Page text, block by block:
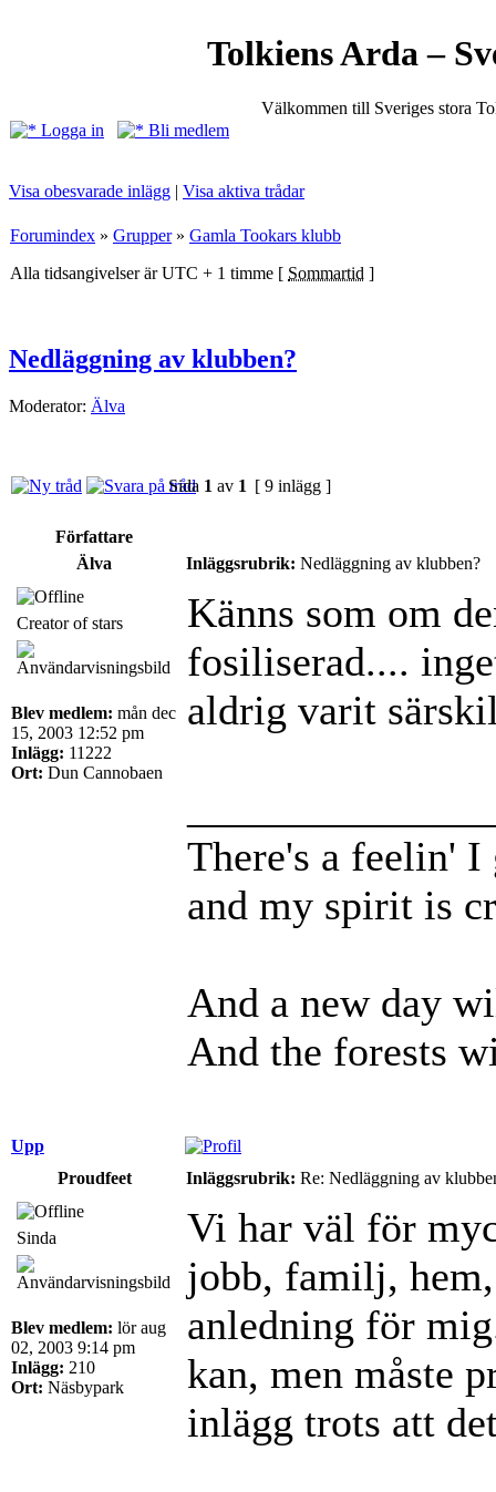
Tolkiens Arda –
Välkommen till Sveriges stora
Logga in
Bli medlem
Visa obesvarade inlägg | Visa aktiva trådar
Forumindex » Grupper» Gamla Tookars klubb
Alla tidsangivelser är UTC + 1 timme [ Sommartid ]
Nedläggning av klubben?
Moderator: Älva
Sida 1 av 1 [ 9 inlägg ]
Författare
Älva
Inläggsrubrik: Nedläggning av klubben?
Creator of stars
Blev medlem: mån dec
15, 2003 12:52 pm
Inlägg: 11222
Ort: Dun Cannobaen
Känns som om
fosiliserad....
aldrig varit
There's a feelin'
and my spirit is
And a new day
And the forests
Upp
Proudfeet
Inläggsrubrik: Re: Nedläggning av
Sinda
Blev medlem: lör aug
02, 2003 9:14 pm
Inlägg: 210
Ort: Näsbypark
Vi har väl för
jobb, familj,
anledning för
kan, men måste
inlägg trots att